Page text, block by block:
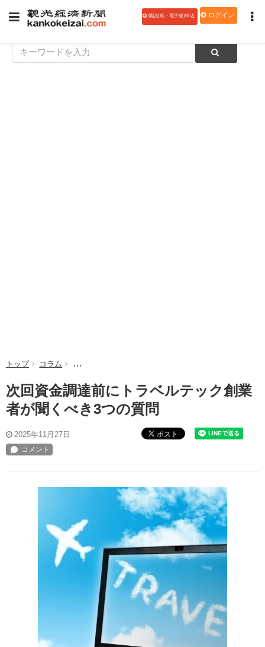
購読(紙・電子版)申込 ログイン
トップ コラム 次回資金調達前にトラベルテック創業者が聞くべき3つ
次回資金調達前にトラベルテック創業
者が聞くべき3つの質問
2025年11月27日 ポスト